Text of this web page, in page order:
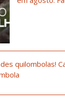
quilombolas!